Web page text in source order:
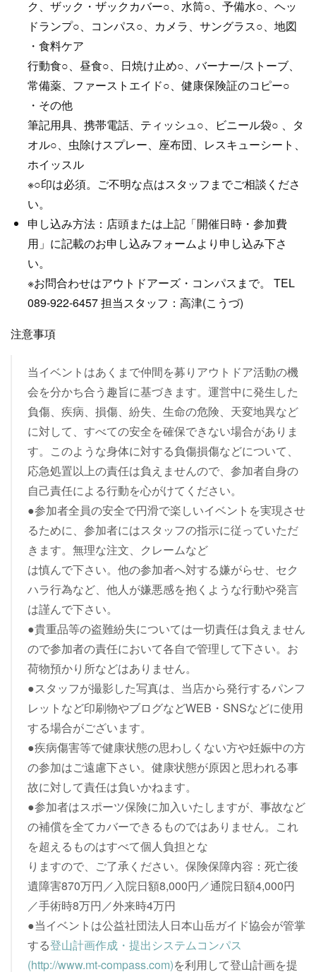
ク、ザック・ザックカバー○、水筒○、予備水○、ヘッ
ドランプ○、コンパス○、カメラ、サングラス○、地図
・食料ケア
行動食○、昼食○、日焼け止め○、バーナー/ストーブ、
常備薬、ファーストエイド○、健康保険証のコピー○
・その他
筆記用具、携帯電話、ティッシュ○、ビニール袋○ 、タ
オル○、虫除けスプレー、座布団、レスキューシート、
ホイッスル
※○印は必須。ご不明な点はスタッフまでご相談くださ
い。
申し込み方法：店頭または上記「開催日時・参加費
用」に記載のお申し込みフォームより申し込み下さ
い。
※お問合わせはアウトドアーズ・コンパスまで。 TEL
089-922-6457 担当スタッフ：高津(こうづ)
注意事項
当イベントはあくまで仲間を募りアウトドア活動の機
会を分かち合う趣旨に基づきます。運営中に発生した
負傷、疾病、損傷、紛失、生命の危険、天変地異など
に対して、すべての安全を確保できない場合がありま
す。このような身体に対する負傷損傷などについて、
応急処置以上の責任は負えませんので、参加者自身の
自己責任による行動を心がけてください。
●参加者全員の安全で円滑で楽しいイベントを実現させ
るために、参加者にはスタッフの指示に従っていただ
きます。無理な注文、クレームなど
は慎んで下さい。他の参加者へ対する嫌がらせ、セク
ハラ行為など、他人が嫌悪感を抱くような行動や発言
は謹んで下さい。
●貴重品等の盗難紛失については一切責任は負えません
ので参加者の責任において各自で管理して下さい。お
荷物預かり所などはありません。
●スタッフが撮影した写真は、当店から発行するパンフ
レットなど印刷物やブログなどWEB・SNSなどに使用
する場合がございます。
●疾病傷害等で健康状態の思わしくない方や妊娠中の方
の参加はご遠慮下さい。健康状態が原因と思われる事
故に対して責任は負いかねます。
●参加者はスポーツ保険に加入いたしますが、事故など
の補償を全てカバーできるものではありません。これ
を超えるものはすべて個人負担とな
りますので、ご了承ください。保険保障内容：死亡後
遺障害870万円／入院日額8,000円／通院日額4,000円
／手術時8万円／外来時4万円
●当イベントは公益社団法人日本山岳ガイド協会が管掌
する登山計画作成・提出システムコンパス
(http://www.mt-compass.com)を利用して登山計画を提